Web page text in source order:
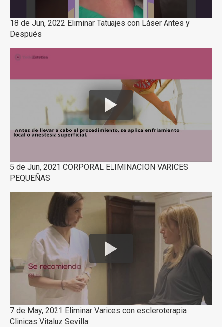
18 de Jun, 2022 Eliminar Tatuajes con Láser Antes y
Después
5 de Jun, 2021 CORPORAL ELIMINACION VARICES
PEQUEÑAS
7 de May, 2021 Eliminar Varices con escleroterapia
Clinicas Vitaluz Sevilla